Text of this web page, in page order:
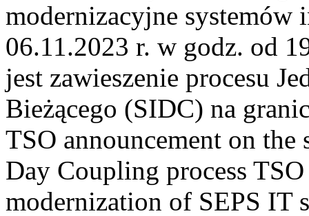
modernizacyjne systemów
06.11.2023 r. w godz. od
jest zawieszenie procesu
Bieżącego (SIDC) na
TSO announcement on
Day Coupling process
modernization of SEPS IT